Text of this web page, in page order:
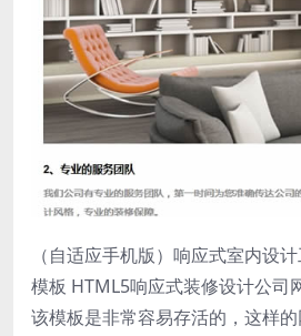
（自适应手机版）响应式室内设
模板 HTML5响应式装修设计公司
该模板是非常容易存活的，这样